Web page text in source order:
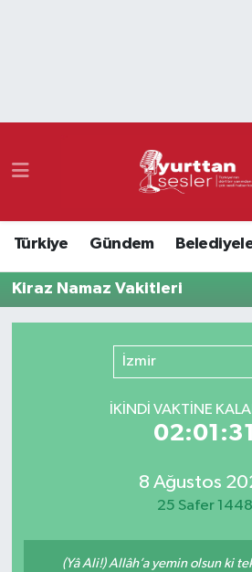
Türkiye Gündem
Kiraz Namaz Vakitleri
İzmir
İKINDI VAKTİNE
02:01:31
8 Ağustos
25 Safer 1448
(Yâ Ali!) Allâh’a yemin olsun ki
Namaz Vakitleri
Süper Lig Puan Durumu ve
Son Dakika Haberleri